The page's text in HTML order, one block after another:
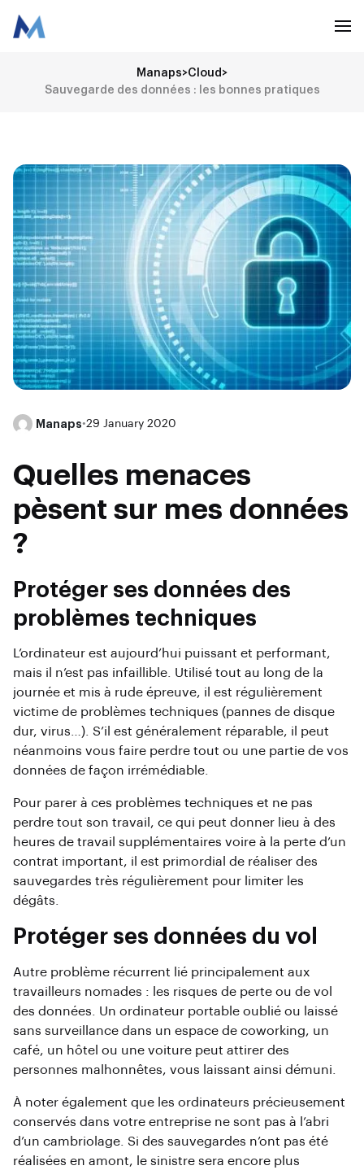
Manaps>Cloud >
Sauvegarde des données : les bonnes pratiques
Manaps•29 January 2020
Quelles menaces
pèsent sur mes données
?
Protéger ses données des
problèmes techniques
L’ordinateur est aujourd’hui puissant et performant,
mais il n’est pas infaillible. Utilisé tout au long de la
journée et mis à rude épreuve, il est régulièrement
victime de problèmes techniques (pannes de disque
dur, virus…). S’il est généralement réparable, il peut
néanmoins vous faire perdre tout ou une partie de vos
données de façon irrémédiable.
Pour parer à ces problèmes techniques et ne pas
perdre tout son travail, ce qui peut donner lieu à des
heures de travail supplémentaires voire à la perte d’un
contrat important, il est primordial de réaliser des
sauvegardes très régulièrement pour limiter les
dégâts.
Protéger ses données du vol
Autre problème récurrent lié principalement aux
travailleurs nomades : les risques de perte ou de vol
des données. Un ordinateur portable oublié ou laissé
sans surveillance dans un espace de coworking, un
café, un hôtel ou une voiture peut attirer des
personnes malhonnêtes, vous laissant ainsi démuni.
À noter également que les ordinateurs précieusement
conservés dans votre entreprise ne sont pas à l’abri
d’un cambriolage. Si des sauvegardes n’ont pas été
réalisées en amont, le sinistre sera encore plus